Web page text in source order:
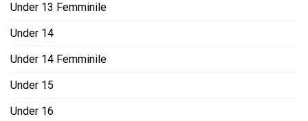
Under 13 Femminile
Under 14
Under 14 Femminile
Under 15
Under 16